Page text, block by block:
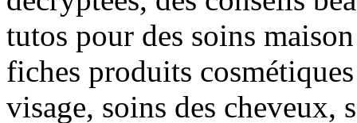
tutos pour des soins
fiches produits
visage, soins des cheveux,